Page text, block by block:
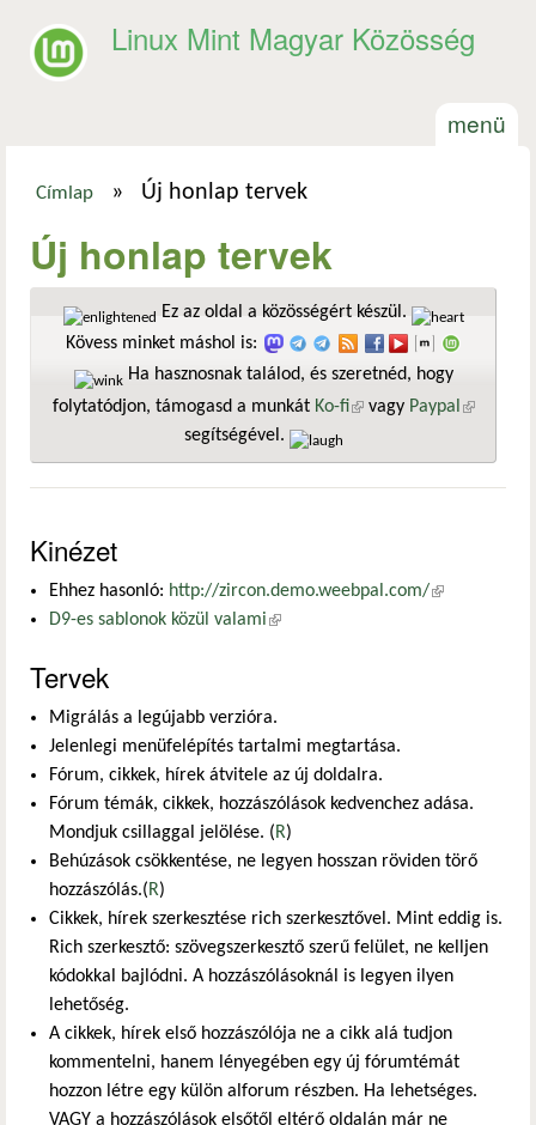
Linux Mint Magyar Közösség
menü
Jelenlegi hely
Címlap » Új honlap tervek
Új honlap tervek
Ez az oldal a közösségért készül.
Kövess minket máshol is:
Ha hasznosnak találod, és szeretnéd, hogy
folytatódjon, támogasd a munkát Ko-fi(külső hivatkozás)
vagy Paypal
segítségével.
Kinézet
Ehhez hasonló: http://zircon.demo.weebpal.com/(külső
D9-es sablonok közül valami(külső hivatkozás)
Tervek
Migrálás a legújabb verzióra.
Jelenlegi menüfelépítés tartalmi megtartása.
Fórum, cikkek, hírek átvitele az új doldalra.
Fórum témák, cikkek, hozzászólások kedvenchez adása.
Mondjuk csillaggal jelölése. (R)
Behúzások csökkentése, ne legyen hosszan röviden törő
hozzászólás.(R)
Cikkek, hírek szerkesztése rich szerkesztővel. Mint eddig is.
Rich szerkesztő: szövegszerkesztő szerű felület, ne kelljen
kódokkal bajlódni. A hozzászólásoknál is legyen ilyen
lehetőség.
A cikkek, hírek első hozzászólója ne a cikk alá tudjon
kommentelni, hanem lényegében egy új fórumtémát
hozzon létre egy külön alforum részben. Ha lehetséges.
VAGY a hozzászólások elsőtől eltérő oldalán már ne